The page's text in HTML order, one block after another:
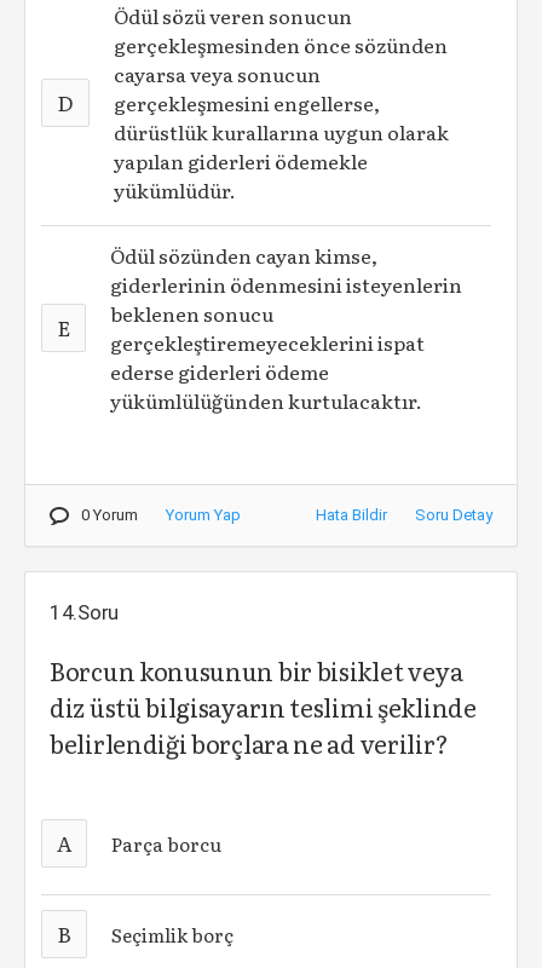
D
Ödül sözü veren sonucun
gerçekleşmesinden önce sözünden
cayarsa veya sonucun
gerçekleşmesini engellerse,
dürüstlük kurallarına uygun olarak
yapılan giderleri ödemekle
yükümlüdür.
E
Ödül sözünden cayan kimse,
giderlerinin ödenmesini isteyenlerin
beklenen sonucu
gerçekleştiremeyeceklerini ispat
ederse giderleri ödeme
yükümlülüğünden kurtulacaktır.
0 Yorum Yorum Yap Hata Bildir Soru Detay
14.Soru
Borcun konusunun bir bisiklet veya
diz üstü bilgisayarın teslimi şeklinde
belirlendiği borçlara ne ad verilir?
A Parça borcu
B Seçimlik borç